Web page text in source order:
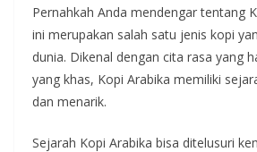
Pernahkah Anda mendengar tentang
ini merupakan salah satu jenis kopi
dunia. Dikenal dengan cita rasa yang
yang khas, Kopi Arabika memiliki
dan menarik.
Sejarah Kopi Arabika bisa ditelusuri